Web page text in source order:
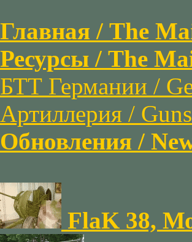
Главная / The
Ресурсы / The
БТТ Германии /
Артиллерия /
Обновления /
FlaK 38,